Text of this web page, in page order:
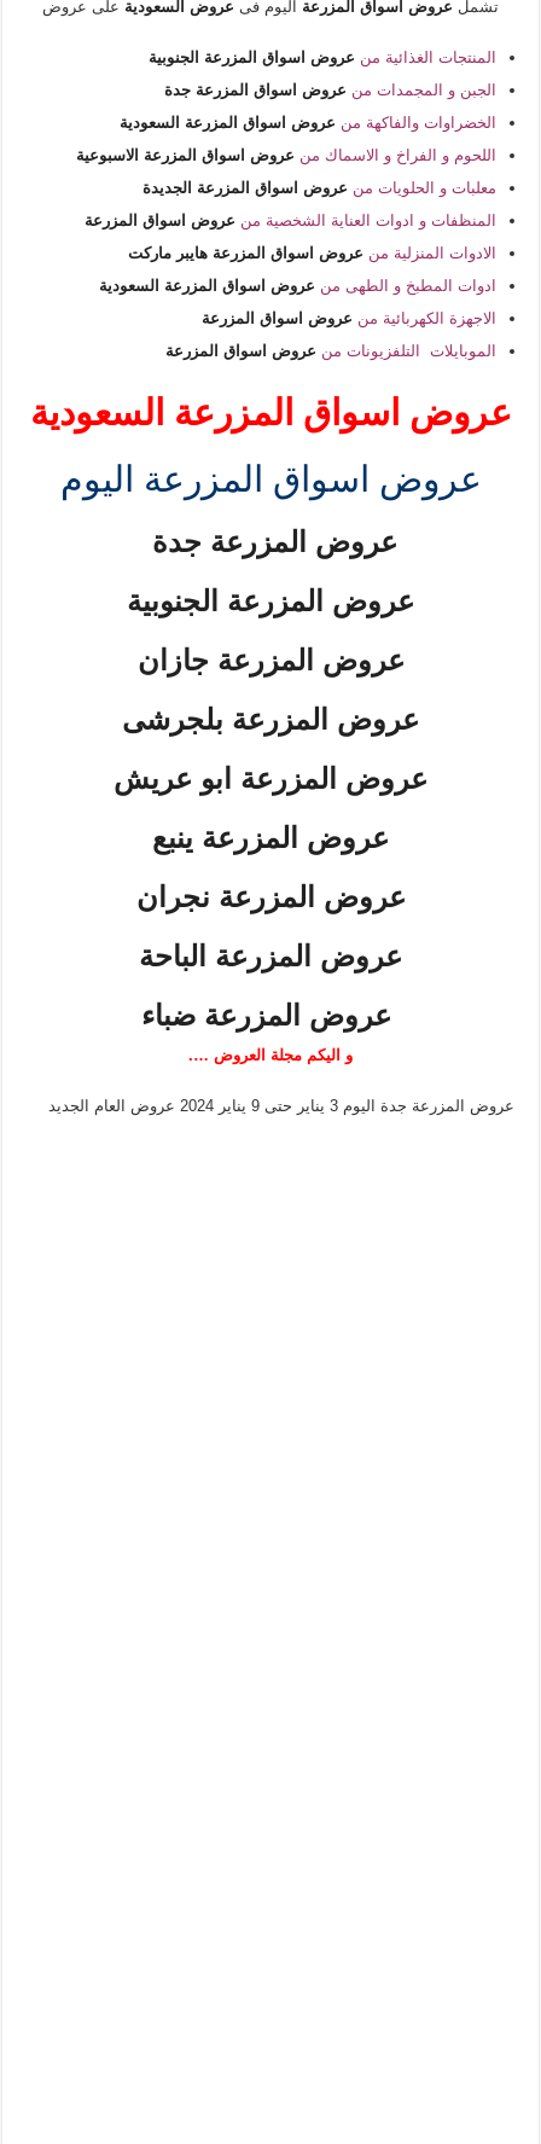
تشمل عروض اسواق المزرعة اليوم فى عروض السعوديةعلى عروض
المنتجات الغذائية من عروض اسواق المزرعة الجنوبية
الجبن و المجمدات من عروض اسواق المزرعة جدة
الخضراوات والفاكهة من عروض اسواق المزرعة السعودية
اللحوم و الفراخ و الاسماك من عروض اسواق المزرعة الاسبوعية
معلبات و الحلويات من عروض اسواق المزرعة الجديدة
المنظفات و ادوات العناية الشخصية من عروض اسواق المزرعة
الادوات المنزلية من عروض اسواق المزرعة هايبر ماركت
ادوات المطبخ و الطهى من عروض اسواق المزرعة السعودية
الاجهزة الكهربائية من عروض اسواق المزرعة
الموبايلات التلفزيونات من عروض اسواق المزرعة
عروض اسواق المزرعة السعودية
عروض اسواق المزرعة اليوم
عروض المزرعة جدة
عروض المزرعة الجنوبية
عروض المزرعة جازان
عروض المزرعة بلجرشى
عروض المزرعة ابو عريش
عروض المزرعة ينبع
عروض المزرعة نجران
عروض المزرعة الباحة
عروض المزرعة ضباء
و اليكم مجلة العروض ….
عروض المزرعة جدة اليوم 3 يناير حتى 9 يناير 2024 عروض العام الجديد